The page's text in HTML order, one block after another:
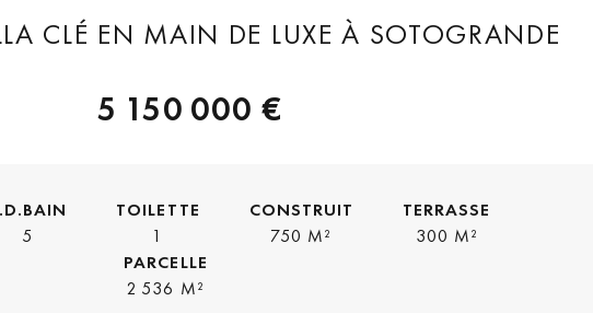
CLÉ EN MAIN DE LUXE À SOTOGRANDE
5 150 000 €
5
TOILETTE
1
CONSTRUIT
750 M²
TERRASSE
300 M²
PARCELLE
2 536 M²